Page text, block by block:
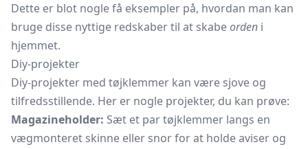
Dette er blot nogle få eksempler på, hvordan man kan
bruge disse nyttige redskaber til at skabeorden i
hjemmet.
Diy-projekter
Diy-projekter med tøjklemmer kan være sjove og
tilfredsstillende. Her er nogle projekter, du kan prøve:
Magazineholder: Sæt et par tøjklemmer langs en
vægmonteret skinne eller snor for at holde aviser og